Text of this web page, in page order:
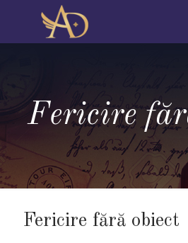
Fericire
Fericire fără obiect